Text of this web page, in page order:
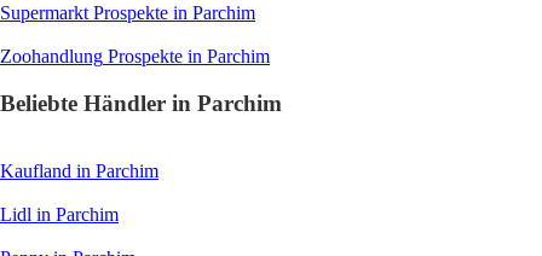
Supermarkt Prospekte in Parchim
Zoohandlung Prospekte in Parchim
Beliebte Händler in Parchim
Kaufland in Parchim
Lidl in Parchim